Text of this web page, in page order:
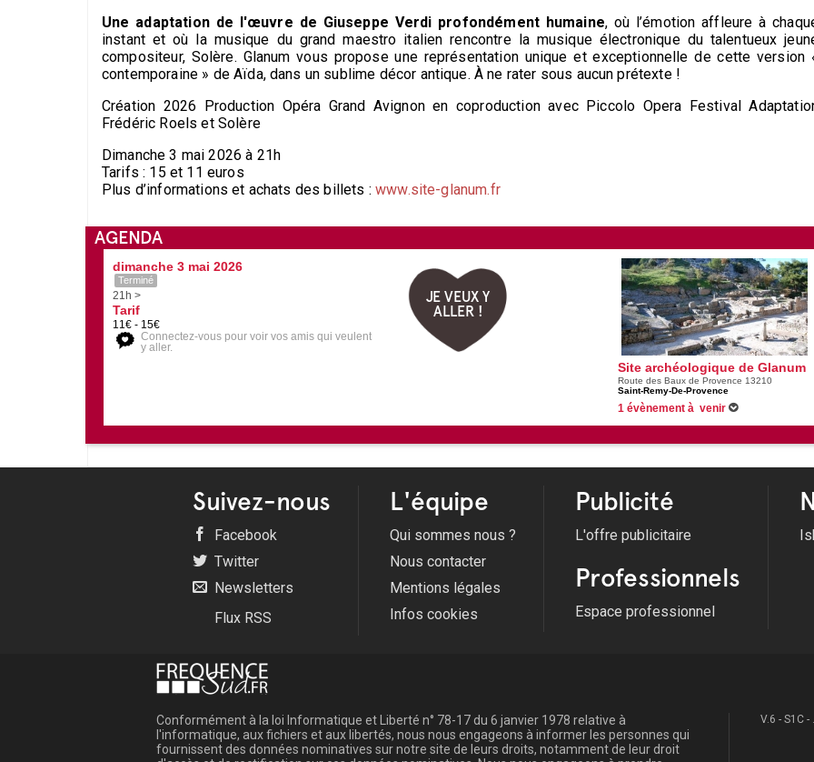
Une adaptation de l'œuvre de Giuseppe Verdi profondément humaine, où l’émotion affleure à
instant et où la musique du grand maestro italien rencontre la musique électronique du talentueux
compositeur, Solère. Glanum vous propose une représentation unique et exceptionnelle de cette version
contemporaine » de Aïda, dans un sublime décor antique. À ne rater sous aucun prétexte !
Création 2026 Production Opéra Grand Avignon en coproduction avec Piccolo Opera Festival
Frédéric Roels et Solère
Dimanche 3 mai 2026 à 21h
Tarifs : 15 et 11 euros
Plus d’informations et achats des billets : www.site-glanum.fr
AGENDA
dimanche 3 mai 2026
Terminé
21h >
Tarif
11€ - 15€
Connectez-vous pour voir vos amis qui veulent
y aller.
JE VEUX Y
ALLER !
Site archéologique de Glanum
Route des Baux de Provence 13210
Saint-Remy-De-Provence
1 évènement à venir
Suivez-nous
Facebook
Twitter
Newsletters
Flux RSS
L'équipe
Qui sommes nous ?
Nous contacter
Mentions légales
Infos cookies
Publicité
L'offre publicitaire
Professionnels
Espace professionnel
Conformément à la loi Informatique et Liberté n° 78-17 du 6 janvier 1978 relative à
l'informatique, aux fichiers et aux libertés, nous nous engageons à informer les personnes qui
fournissent des données nominatives sur notre site de leurs droits, notamment de leur droit
V.6 - S1C